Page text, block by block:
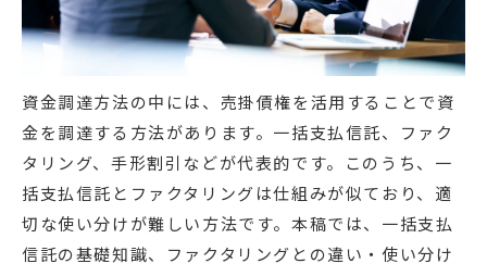
資金調達方法の中には、売掛債権を活用することで資
金を調達する方法があります。一括支払信託、ファク
タリング、手形割引などが代表的です。このうち、一
括支払信託とファクタリングは仕組みが似ており、適
切な使い分けが難しい方法です。本稿では、一括支払
信託の基礎知識、ファクタリングとの違い・使い分け